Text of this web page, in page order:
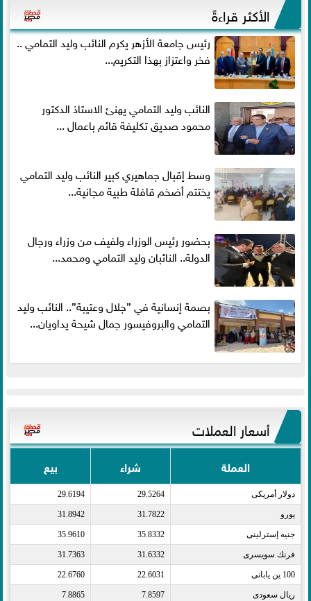
الأكثر قراءةً
رئيس جامعة الأزهر يكرم النائب وليد التمامي ..
فخر واعتزاز بهذا التكريم...
النائب وليد التمامي يهنئ الاستاذ الدكتور
محمود صديق تكليفة قائم باعمال ...
وسط إقبال جماهيري كبير النائب وليد التمامي
يختتم أضخم قافلة طبية مجانية...
بحضور رئيس الوزراء ولفيف من وزراء ورجال
الدولة.. النائبان وليد التمامي ومحمد...
بصمة إنسانية في ”جلال وعتيبة”.. النائب وليد
التمامي والبروفيسور جمال شيحة يداويان...
أسعار العملات
العملة شراء بيع
دولار أمريكى​ 29.5264
29.6194
يورو​ 31.7822
31.8942
جنيه إسترلينى​ 35.8332
35.9610
فرنك سويسرى​ 31.6332
31.7363
100 ين يابانى​ 22.6031
22.6760
ريال سعودى​ 7.8597
7.8865